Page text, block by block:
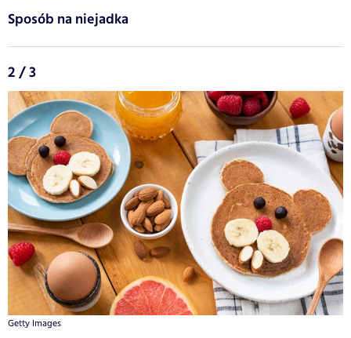
Sposób na niejadka
2 / 3
Getty Images